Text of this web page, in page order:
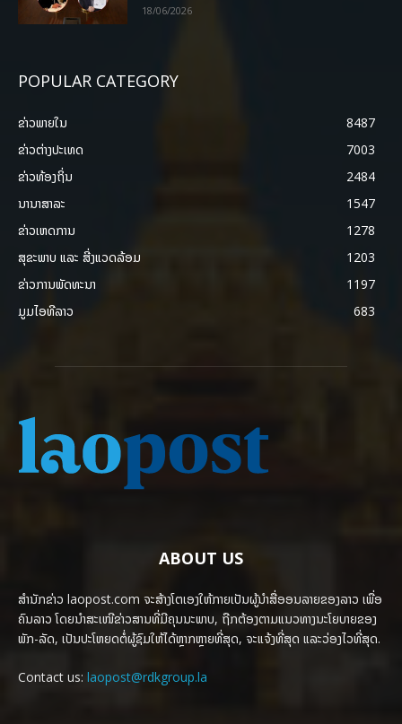
18/06/2026
POPULAR CATEGORY
ຂ່າວພາຍ​ໃນ
8487
ຂ່າວຕ່າງປະເທດ
7003
ຂ່າວທ້ອງຖິ່ນ
2484
ນານາສາລະ
1547
ຂ່າວເຫດການ
1278
ສຸຂະພາບ ແລະ ສີ່ງແວດລ້ອມ
1203
ຂ່າວການພັດທະນາ
1197
ມູມໄອທີລາວ
683
ABOUT US
ສຳນັກຂ່າວ laopost.com ຈະສ້າງໂຕເອງໃຫ້ກາຍເປັນຜູ້ນຳສື່ອອນລາຍຂອງລາວ ເພື່ອ
ຄົນລາວ ໂດຍນຳສະເໜີຂ່າວສານທີ່ມີຄຸນນະພາບ, ຖືກຕ້ອງຕາມແນວທາງນະໂຍບາຍຂອງ
ພັກ-ລັດ, ເປັນປະໂຫຍດຕໍ່ຜູ້ຊົມໃຫ້ໄດ້ຫຼາກຫຼາຍທີ່ສຸດ, ຈະແຈ້ງທີ່ສຸດ ແລະວ່ອງໄວທີ່ສຸດ.
Contact us: laopost@rdkgroup.la